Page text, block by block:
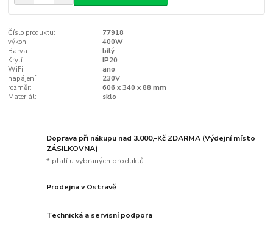
Číslo produktu:
77918
výkon:
400W
Barva:
bílý
Krytí:
IP20
WiFi:
ano
napájení:
230V
rozměr:
606 x 340 x 88 mm
Materiál:
sklo
Doprava při nákupu nad 3.000,-Kč ZDARMA (Výdejní místo
ZÁSILKOVNA)
* platí u vybraných produktů
Prodejna v Ostravě
Technická a servisní podpora